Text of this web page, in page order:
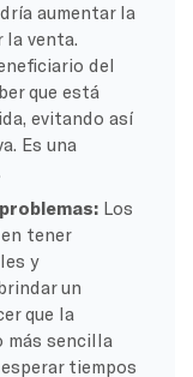
aumentar la
la venta.
del
que está
evitando así
Es una
Los
tener
y
un
que la
más sencilla
tiempos